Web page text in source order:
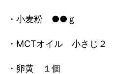
・小麦粉 ●●ｇ
・MCTオイル 小さじ２
・卵黄 １個